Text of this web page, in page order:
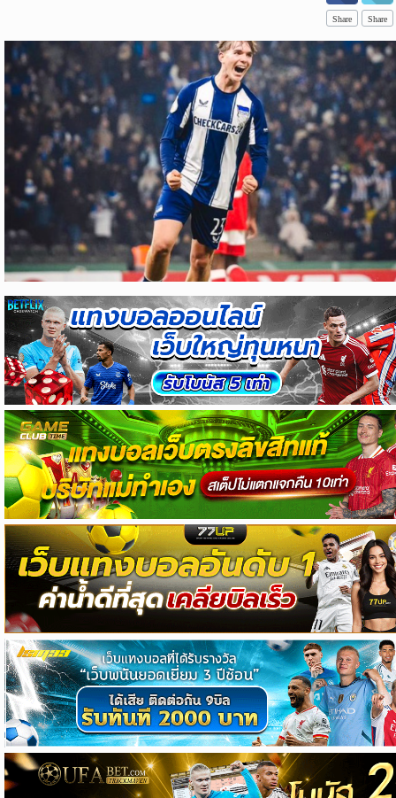
Share Share
ข่าว
บอล
ไทย
ข่าว
ฟุตบอล
ต่าง
ประเทศ
ข่าว
NBA
ข่าว
NFL
คอ
ลัม
นิ
สต์
วิเคราะห์
บอล
วิเคราะห์
NFL
วิเคราะห์
NBA
ทีเด็ด
บอล
แกล
ล